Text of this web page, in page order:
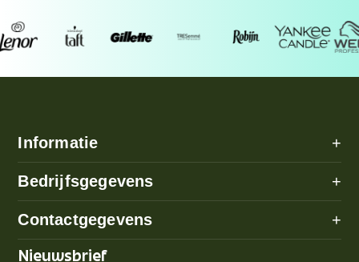
Informatie +
Algemene voorwaarden
Betaalmethode
Verzenden
Bedrijfsgegevens +
Privacy Policy
Contactgegevens +
Adres: Poeldijk (geen bezoekadres)
Nieuwsbrief